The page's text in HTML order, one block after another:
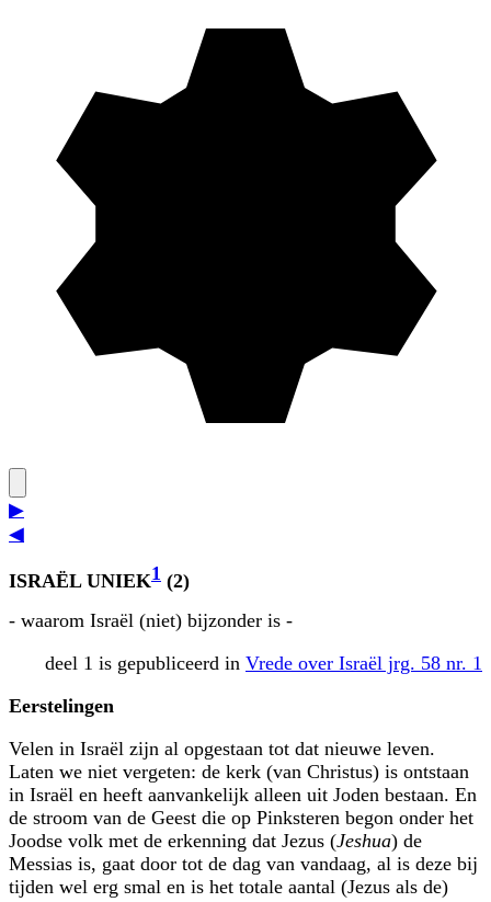
▶
◀
ISRAËL UNIEK1 (2)
- waarom Israël (niet) bijzonder is -
deel 1 is gepubliceerd in Vrede over Israël jrg. 58 nr. 1
Eerstelingen
Velen in Israël zijn al opgestaan tot dat nieuwe leven.
Laten we niet vergeten: de kerk (van Christus) is ontstaan
in Israël en heeft aanvankelijk alleen uit Joden bestaan. En
de stroom van de Geest die op Pinksteren begon onder het
Joodse volk met de erkenning dat Jezus (Jeshua) de
Messias is, gaat door tot de dag van vandaag, al is deze bij
tijden wel erg smal en is het totale aantal (Jezus als de)